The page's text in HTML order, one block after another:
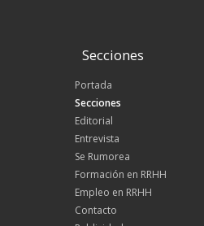
Secciones
Portada
Secciones
Editorial
Entrevista
Se Rumorea
Formación en RRHH
Empleo en RRHH
Contacto